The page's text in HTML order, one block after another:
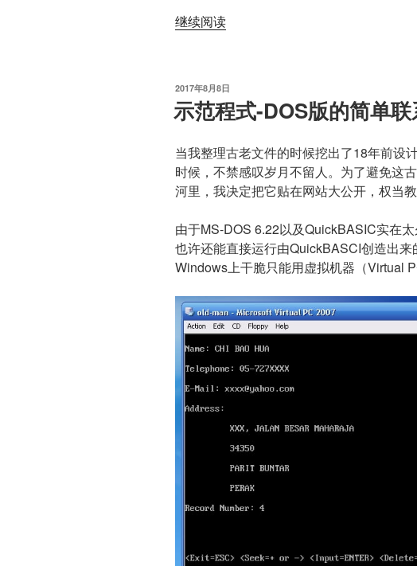
继续阅读“1+2+3+4…
运
算”
发
布
于
2017年8月8日
示范程式-DOS版的简单
当我整理古老文件的时候挖出了18年前设
时候，不禁感叹岁月不留人。为了避免这
河里，我决定把它贴在网站大公开，权当教
由于MS-DOS 6.22以及QuickBASIC实在
也许还能直接运行由QuickBASCI创造出
Windows上干脆只能用虚拟机器（Virtual